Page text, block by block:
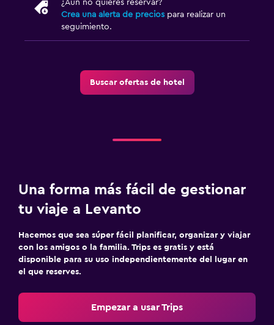
¿Aún no quieres reservar?
Crea una alerta de precios para realizar un
seguimiento.
Buscar ofertas de hotel
Una forma más fácil de gestionar
tu viaje a Levanto
Hacemos que sea súper fácil planificar, organizar y viajar
con los amigos o la familia. Trips es gratis y está
disponible para su uso independientemente del lugar en
el que reserves.
Empezar a usar Trips